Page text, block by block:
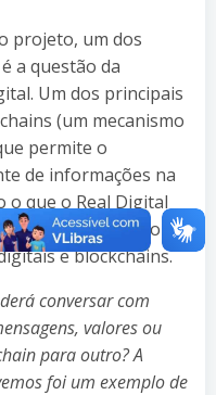
projeto, um dos
a questão da
Um dos principais
(um mecanismo
permite o
de informações na
o que o Real Digital
de operar, funcionar
e blockchains.
conversar com
valores ou
para outro? A
foi um exemplo de